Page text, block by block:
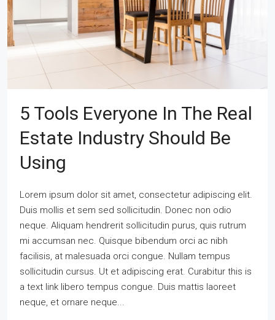
5 Tools Everyone In The Real
Estate Industry Should Be
Using
Lorem ipsum dolor sit amet, consectetur adipiscing elit.
Duis mollis et sem sed sollicitudin. Donec non odio
neque. Aliquam hendrerit sollicitudin purus, quis rutrum
mi accumsan nec. Quisque bibendum orci ac nibh
facilisis, at malesuada orci congue. Nullam tempus
sollicitudin cursus. Ut et adipiscing erat. Curabitur this is
a text link libero tempus congue. Duis mattis laoreet
neque, et ornare neque...